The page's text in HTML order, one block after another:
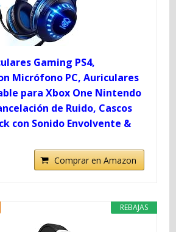
Gaming PS4,
Micrófono PC, Auriculares
para Xbox One Nintendo
de Ruido, Cascos
con Sonido Envolvente &
Comprar en Amazon
REBAJAS